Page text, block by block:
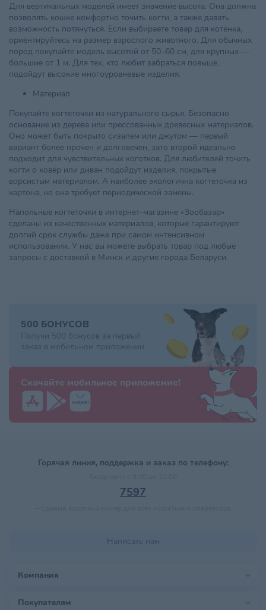
Для вертикальных моделей имеет значение высота. Она должна
позволять кошке комфортно точить когти, а также давать
возможность потянуться. Если выбираете товар для котёнка,
ориентируйтесь на размер взрослого животного. Для обычных
пород покупайте модель высотой от 50–60 см, для крупных —
большие от 1 м. Для тех, кто любит забраться повыше,
подойдут высокие многоуровневые изделия.
Материал
Покупайте когтеточки из натурального сырья. Безопасно
основание из дерева или прессованных древесных материалов.
Оно может быть покрыто сизалем или джутом — первый
вариант более прочен и долговечен, зато второй идеально
подходит для чувствительных коготков. Для любителей точить
когти о ковёр или диван подойдут изделия, покрытые
ворсистым материалом. А наиболее экологична когтеточка из
картона, но она требует периодической замены.
Напольные когтеточки в интернет-магазине «Зообазар»
сделаны из качественных материалов, которые гарантируют
долгий срок службы даже при самом интенсивном
использовании. У нас вы можете выбрать товар под любые
запросы с доставкой в Минск и другие города Беларуси.
500 БОНУСОВ
Получи 500 бонусов за первый
заказ в мобильном приложении
Скачайте мобильное приложение!
Горячая линия, поддержка и заказ по телефону:
7597
Написать нам
Компания
Покупателям